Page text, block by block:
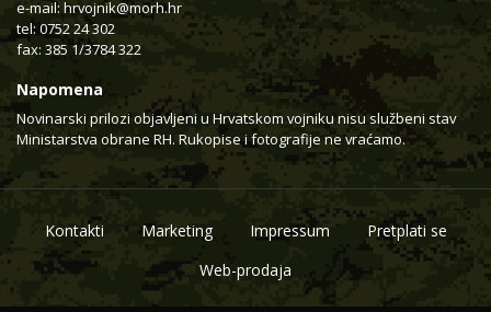
e-mail: hrvojnik@morh.hr
tel: 0752 24 302
fax: 385 1/3784 322
Napomena
Novinarski prilozi objavljeni u Hrvatskom vojniku nisu službeni stav
Ministarstva obrane RH. Rukopise i fotografije ne vraćamo.
Kontakti Marketing Impressum
Pretplati se
Web-prodaja